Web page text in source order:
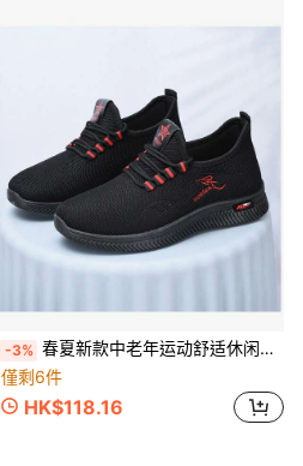
-3% 春夏新款中老年运动舒适休闲鞋，办公室运动妈妈鞋
僅剩6件
HK$118.16